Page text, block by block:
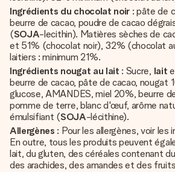
Ingrédients du chocolat noir : pâte de
beurre de cacao, poudre de cacao
(SOJA-lecithin). Matières sèches de
et 51% (chocolat noir), 32% (chocolat
laitiers : minimum 21%.
Ingrédients nougat au lait : Sucre, lait
beurre de cacao, pâte de cacao, nougat
glucose, AMANDES, miel 20%, beurre
pomme de terre, blanc d'œuf, arôme
émulsifiant (SOJA-lécithine).
Allergènes : Pour les allergènes, voir les
En outre, tous les produits peuvent
lait, du gluten, des céréales contenant
des arachides, des amandes et des